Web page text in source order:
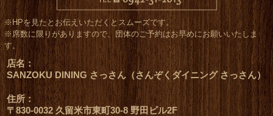
※HPを見たとお伝えいただくとスムーズです。
※席数に限りがありますので、団体のご予約はお早めにお願いいたしま
す。
店名：
SANZOKU DINING さっさん（さんぞくダイニング さっさん）
住所：
〒830-0032 久留米市東町30-8 野田ビル2F